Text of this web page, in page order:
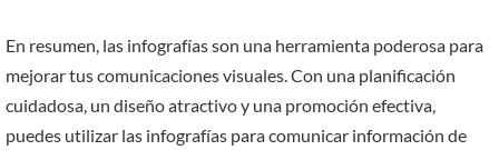
En resumen, las infografías son una herramienta poderosa para
mejorar tus comunicaciones visuales. Con una planificación
cuidadosa, un diseño atractivo y una promoción efectiva,
puedes utilizar las infografías para comunicar información de